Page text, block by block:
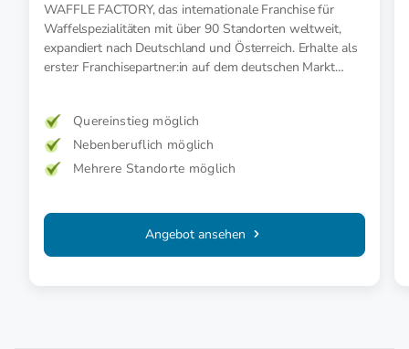
WAFFLE FACTORY, das internationale Franchise für
Waffelspezialitäten mit über 90 Standorten weltweit,
expandiert nach Deutschland und Österreich. Erhalte als
erste:r Franchisepartner:in auf dem deutschen Markt
Quereinstieg möglich
Nebenberuflich möglich
Mehrere Standorte möglich
Angebot ansehen